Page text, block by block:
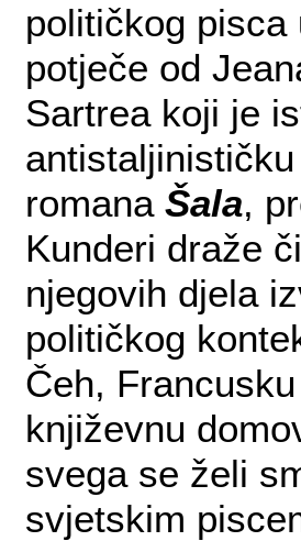
političkog pisca
potječe od
Sartrea koji je
romana Šala,
Kunderi draže
njegovih djela
političkog
Čeh,
književnu
svega se želi
svjetskim